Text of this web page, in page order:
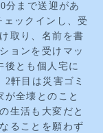
分まで送迎があ
ックインし、受
取り、名前を書
ョンを受けマッ
後とも個人宅に
軒目は災害ゴミ
全壊とのこと
生活も大変だと
ることを願わず